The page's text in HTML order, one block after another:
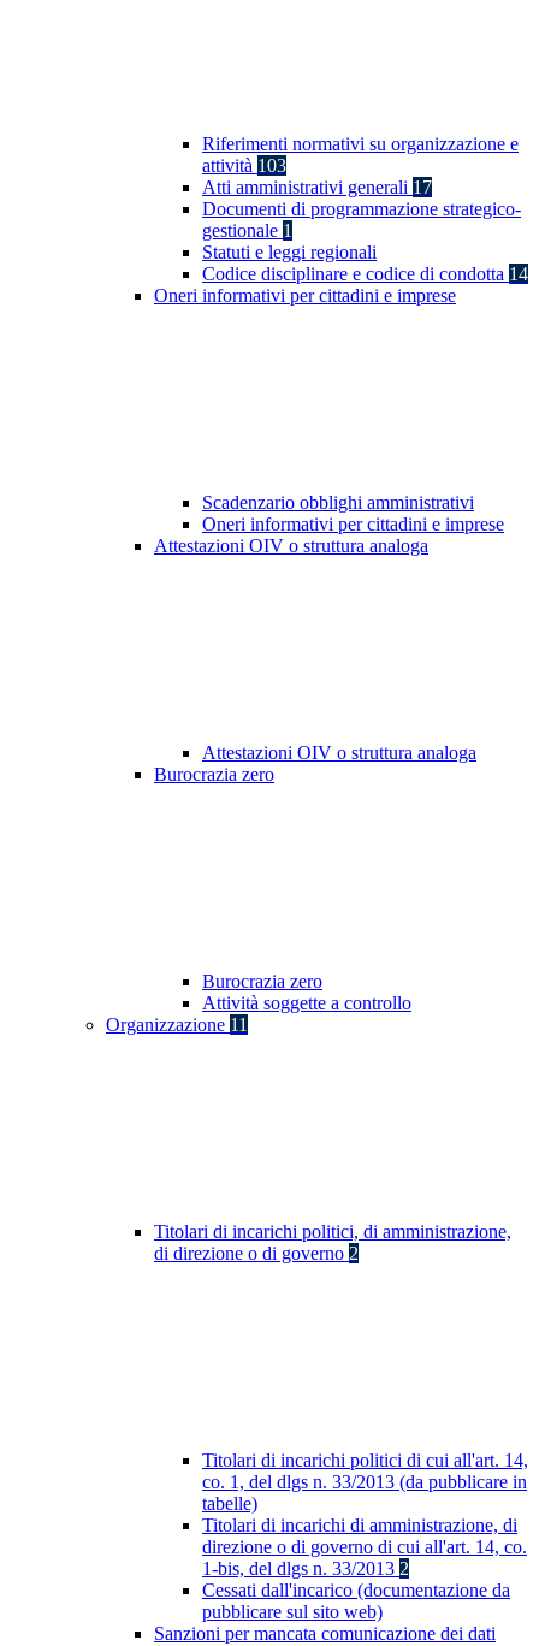
Riferimenti normativi su organizzazione e
attività 103
Atti amministrativi generali 17
Documenti di programmazione strategico-
gestionale 1
Statuti e leggi regionali
Codice disciplinare e codice di condotta 14
Oneri informativi per cittadini e imprese
Scadenzario obblighi amministrativi
Oneri informativi per cittadini e imprese
Attestazioni OIV o struttura analoga
Attestazioni OIV o struttura analoga
Burocrazia zero
Burocrazia zero
Attività soggette a controllo
Organizzazione 11
Titolari di incarichi politici, di amministrazione,
di direzione o di governo 2
Titolari di incarichi politici di cui all'art. 14,
co. 1, del dlgs n. 33/2013 (da pubblicare in
tabelle)
Titolari di incarichi di amministrazione, di
direzione o di governo di cui all'art. 14, co.
1-bis, del dlgs n. 33/2013 2
Cessati dall'incarico (documentazione da
pubblicare sul sito web)
Sanzioni per mancata comunicazione dei dati